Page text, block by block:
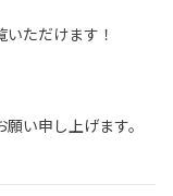
ただけます！
い申し上げます。